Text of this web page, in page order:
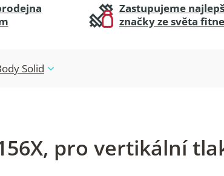
Zastupujeme
značky ze světa
Solid
pro vertikální